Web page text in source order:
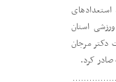
استعدادهای
استان
دکتر مرجان
کرد.